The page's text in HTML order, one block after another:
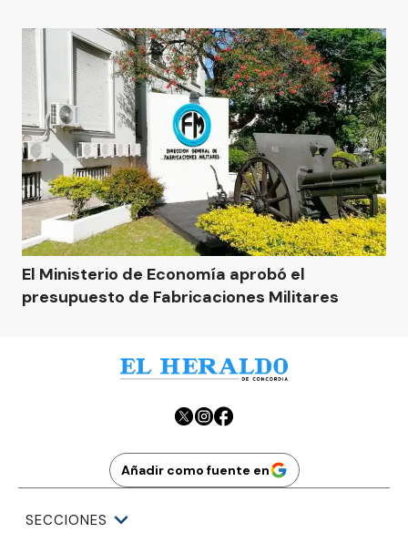
El Ministerio de Economía aprobó el
presupuesto de Fabricaciones Militares
Añadir como fuente en
SECCIONES